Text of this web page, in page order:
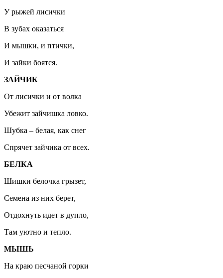
У рыжей лисички
В зубах оказаться
И мышки, и птички,
И зайки боятся.
ЗАЙЧИК
От лисички и от волка
Убежит зайчишка ловко.
Шубка – белая, как снег
Спрячет зайчика от всех.
БЕЛКА
Шишки белочка грызет,
Семена из них берет,
Отдохнуть идет в дупло,
Там уютно и тепло.
МЫШЬ
На краю песчаной горки